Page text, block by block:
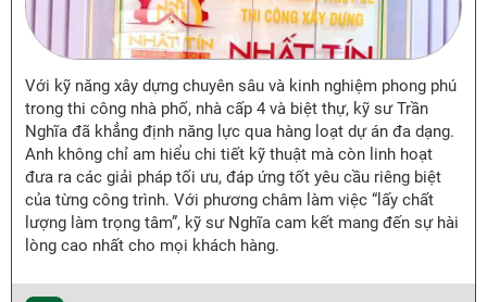
Với kỹ năng xây dựng chuyên sâu và kinh nghiệm phong phú
trong thi công nhà phố, nhà cấp 4 và biệt thự, kỹ sư Trần
Nghĩa đã khẳng định năng lực qua hàng loạt dự án đa dạng.
Anh không chỉ am hiểu chi tiết kỹ thuật mà còn linh hoạt
đưa ra các giải pháp tối ưu, đáp ứng tốt yêu cầu riêng biệt
của từng công trình. Với phương châm làm việc “lấy chất
lượng làm trọng tâm”, kỹ sư Nghĩa cam kết mang đến sự hài
lòng cao nhất cho mọi khách hàng.